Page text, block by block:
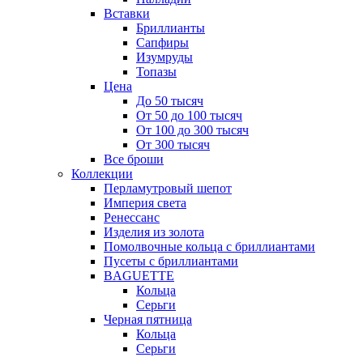
Вставки
Бриллианты
Сапфиры
Изумруды
Топазы
Цена
До 50 тысяч
От 50 до 100 тысяч
От 100 до 300 тысяч
От 300 тысяч
Все броши
Коллекции
Перламутровый шепот
Империя света
Ренессанс
Изделия из золота
Помолвочные кольца с бриллиантами
Пусеты с бриллиантами
BAGUETTE
Кольца
Серьги
Черная пятница
Кольца
Серьги